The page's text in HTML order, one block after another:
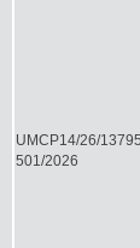
UMCP14/26/
501/2026